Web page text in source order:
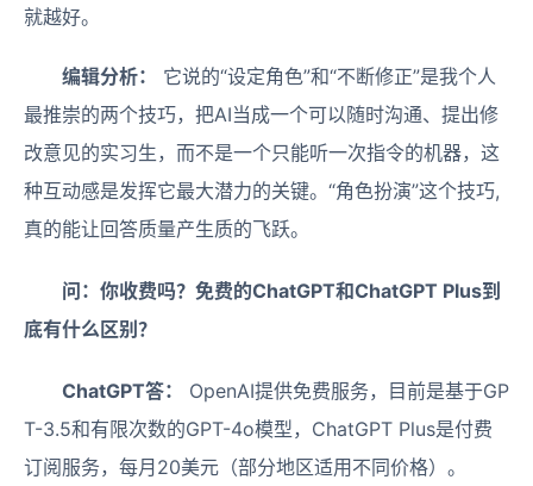
就越好。
编辑分析：
它说的“设定角色”和“不断修正”是我个人
最推崇的两个技巧，把AI当成一个可以随时沟通、提出修
改意见的实习生，而不是一个只能听一次指令的机器，这
种互动感是发挥它最大潜力的关键。“角色扮演”这个技巧,
真的能让回答质量产生质的飞跃。
问：你收费吗？免费的ChatGPT和ChatGPT Plus到
底有什么区别？
ChatGPT答：
OpenAI提供免费服务，目前是基于GP
T-3.5和有限次数的GPT-4o模型，ChatGPT Plus是付费
订阅服务，每月20美元（部分地区适用不同价格）。